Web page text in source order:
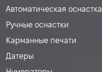
Автоматическая оснастка
Ручные оснастки
Карманные печати
Датеры